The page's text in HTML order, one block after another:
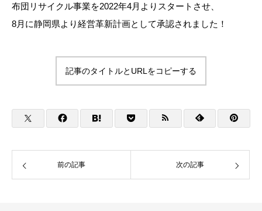
布団リサイクル事業を2022年4月よりスタートさせ、
8月に静岡県より経営革新計画として承認されました！
記事のタイトルとURLをコピーする
前の記事 次の記事